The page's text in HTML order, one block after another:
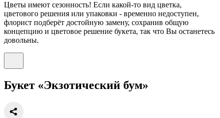
Цветы имеют сезонность! Если какой-то вид цветка,
цветового решения или упаковки - временно недоступен,
флорист подберёт достойную замену, сохранив общую
концепцию и цветовое решение букета, так что Вы останетесь
довольны.
Букет «Экзотический бум»